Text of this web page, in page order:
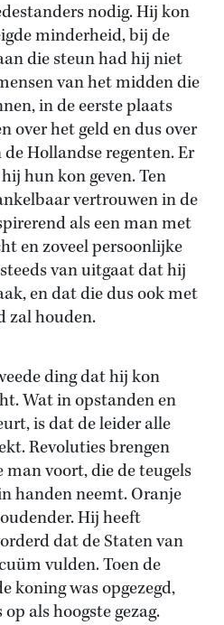
nodig. Hij kon
minderheid, bij de
die steun had hij niet
van het midden die
in de eerste plaats
over het geld en dus over
Hollandse regenten. Er
hun kon geven. Ten
vertrouwen in de
als een man met
en zoveel persoonlijke
van uitgaat dat hij
en dat die dus ook met
zal houden.
ding dat hij kon
Wat in opstanden en
is dat de leider alle
Revoluties brengen
voort, die de teugels
handen neemt. Oranje
Hij heeft
dat de Staten van
vulden. Toen de
koning was opgezegd,
als hoogste gezag.